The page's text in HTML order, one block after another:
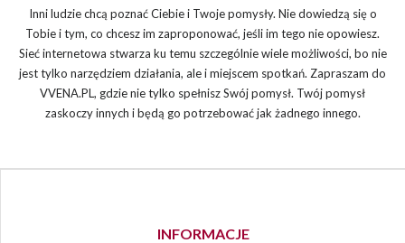
Inni ludzie chcą poznać Ciebie i Twoje pomysły. Nie dowiedzą się o
Tobie i tym, co chcesz im zaproponować, jeśli im tego nie opowiesz.
Sieć internetowa stwarza ku temu szczególnie wiele możliwości, bo nie
jest tylko narzędziem działania, ale i miejscem spotkań. Zapraszam do
VVENA.PL, gdzie nie tylko spełnisz Swój pomysł. Twój pomysł
zaskoczy innych i będą go potrzebować jak żadnego innego.
INFORMACJE